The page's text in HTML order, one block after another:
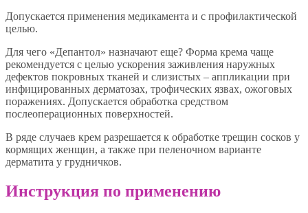
Допускается применения медикамента и с профилактической
целью.
Для чего «Депантол» назначают еще? Форма крема чаще
рекомендуется с целью ускорения заживления наружных
дефектов покровных тканей и слизистых – аппликации при
инфицированных дерматозах, трофических язвах, ожоговых
поражениях. Допускается обработка средством
послеоперационных поверхностей.
В ряде случаев крем разрешается к обработке трещин сосков у
кормящих женщин, а также при пеленочном варианте
дерматита у грудничков.
Инструкция по применению